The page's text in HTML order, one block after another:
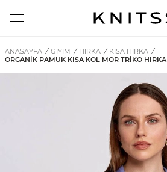
ANASAYFA / GİYİM / HIRKA / KISA HIRKA /
ORGANIK PAMUK KISA KOL MOR TRIKO HIRKA